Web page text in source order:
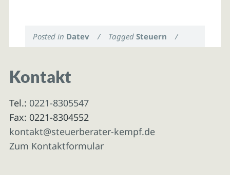
Posted in Datev / TaggedSteuern /
Kontakt
Tel.: 0221-8305547
Fax: 0221-8304552
kontakt@steuerberater-kempf.de
Zum Kontaktformular